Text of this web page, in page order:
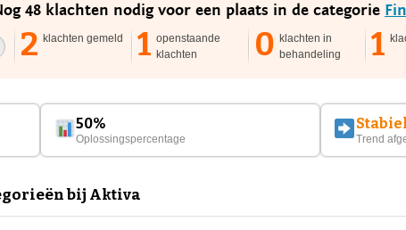
48 klachten nodig voor een plaats in de categorie
2 klachten gemeld 1 openstaande
klachten
0 klachten in
behandeling
1
50%
Oplossingspercentage
Stabiel
Trend
bij Aktiva